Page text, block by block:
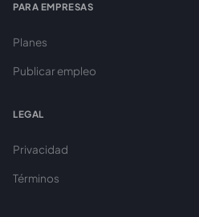
PARA EMPRESAS
Planes
Publicar empleo
LEGAL
Privacidad
Términos